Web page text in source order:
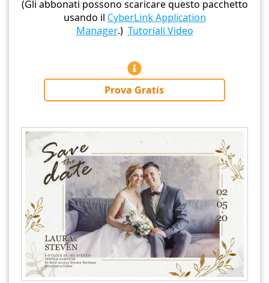
(Gli abbonati possono scaricare questo pacchetto
usando il CyberLink Application
Manager.) Tutoriali Video
Prova Gratis